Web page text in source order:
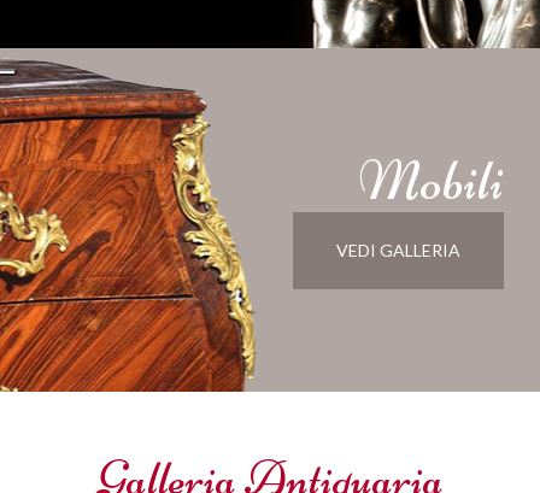
Mobili
VEDI GALLERIA
Galleria Antiquaria